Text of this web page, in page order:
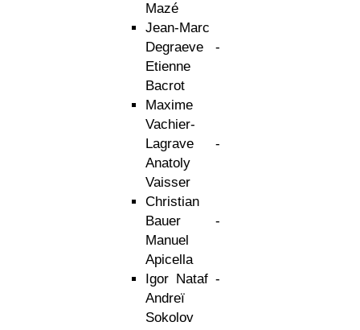
Mazé
Jean-Marc
Degraeve -
Etienne
Bacrot
Maxime
Vachier-
Lagrave -
Anatoly
Vaisser
Christian
Bauer -
Manuel
Apicella
Igor Nataf -
Andreï
Sokolov